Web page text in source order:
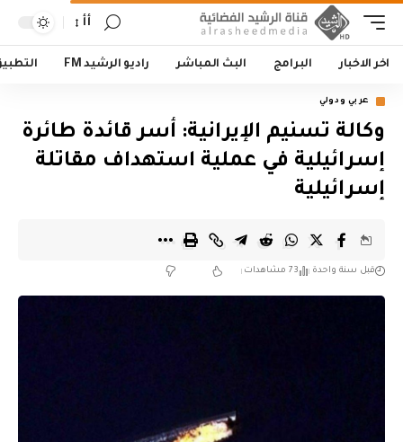
أأ
اخر الاخبار البرامج البث المباشر راديو الرشيد FM
عربي ودولي
وكالة تسنيم الإيرانية: أسر قائدة طائرة
إسرائيلية في عملية استهداف مقاتلة
إسرائيلية
قبل سنة واحدة 73 مشاهدات